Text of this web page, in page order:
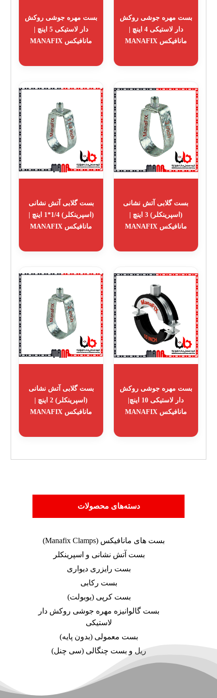
بست مهره جوشی روکش
دار لاستیکی 4 اینچ |
مانافیکس MANAFIX
بست مهره جوشی روکش
دار لاستیکی 5 اینچ |
مانافیکس MANAFIX
بست گلابی آتش نشانی
(اسپرینکلر) 3 اینچ |
مانافیکس MANAFIX
بست گلابی آتش نشانی
(اسپرینکلر) 1/4*1 اینچ |
مانافیکس MANAFIX
بست مهره جوشی روکش
دار لاستیکی 10 اینچ|
مانافیکس MANAFIX
بست گلابی آتش نشانی
(اسپرینکلر) 2 اینچ |
مانافیکس MANAFIX
دسته‌های محصولات
بست های مانافیکس (Manafix Clamps)
بست آتش نشانی و اسپرینکلر
بست رایزری دیواری
بست رکابی
بست کرپی (یوبولت)
بست گالوانیزه مهره جوشی روکش دار
لاستیکی
بست معمولی (بدون پایه)
ریل و بست چنگالی (سی چنل)